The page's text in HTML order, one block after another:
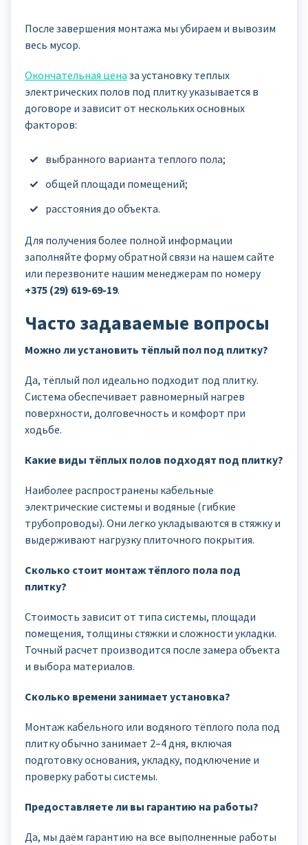
После завершения монтажа мы убираем и вывозим
весь мусор.
Окончательная цена за установку теплых
электрических полов под плитку указывается в
договоре и зависит от нескольких основных
факторов:
выбранного варианта теплого пола;
общей площади помещений;
расстояния до объекта.
Для получения более полной информации
заполняйте форму обратной связи на нашем сайте
или перезвоните нашим менеджерам по номеру
+375 (29) 619-69-19.
Часто задаваемые вопросы
Можно ли установить тёплый пол под плитку?
Да, тёплый пол идеально подходит под плитку.
Система обеспечивает равномерный нагрев
поверхности, долговечность и комфорт при
ходьбе.
Какие виды тёплых полов подходят под плитку?
Наиболее распространены кабельные
электрические системы и водяные (гибкие
трубопроводы). Они легко укладываются в стяжку и
выдерживают нагрузку плиточного покрытия.
Сколько стоит монтаж тёплого пола под
плитку?
Стоимость зависит от типа системы, площади
помещения, толщины стяжки и сложности укладки.
Точный расчет производится после замера объекта
и выбора материалов.
Сколько времени занимает установка?
Монтаж кабельного или водяного тёплого пола под
плитку обычно занимает 2–4 дня, включая
подготовку основания, укладку, подключение и
проверку работы системы.
Предоставляете ли вы гарантию на работы?
Да, мы даём гарантию на все выполненные работы